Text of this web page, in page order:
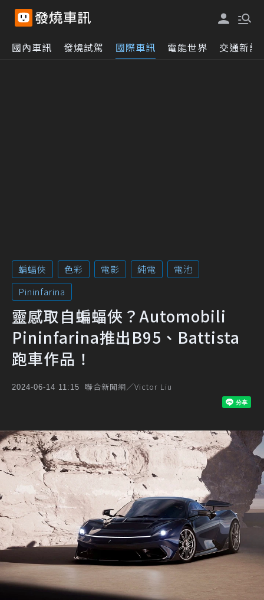
國內車訊 發燒試駕 國際車訊 電能世界 交通新訊
蝙蝠俠 色彩 電影 純電
電池
Pininfarina
靈感取自蝙蝠俠？Automobili
Pininfarina推出B95、Battista
跑車作品！
2024-06-14 11:15 聯合新聞網／Victor Liu